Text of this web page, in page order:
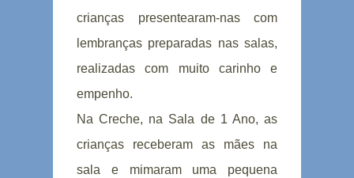
crianças presentearam-nas com
lembranças preparadas nas salas,
realizadas com muito carinho e
empenho.
Na Creche, na Sala de 1 Ano, as
crianças receberam as mães na
sala e mimaram uma pequena